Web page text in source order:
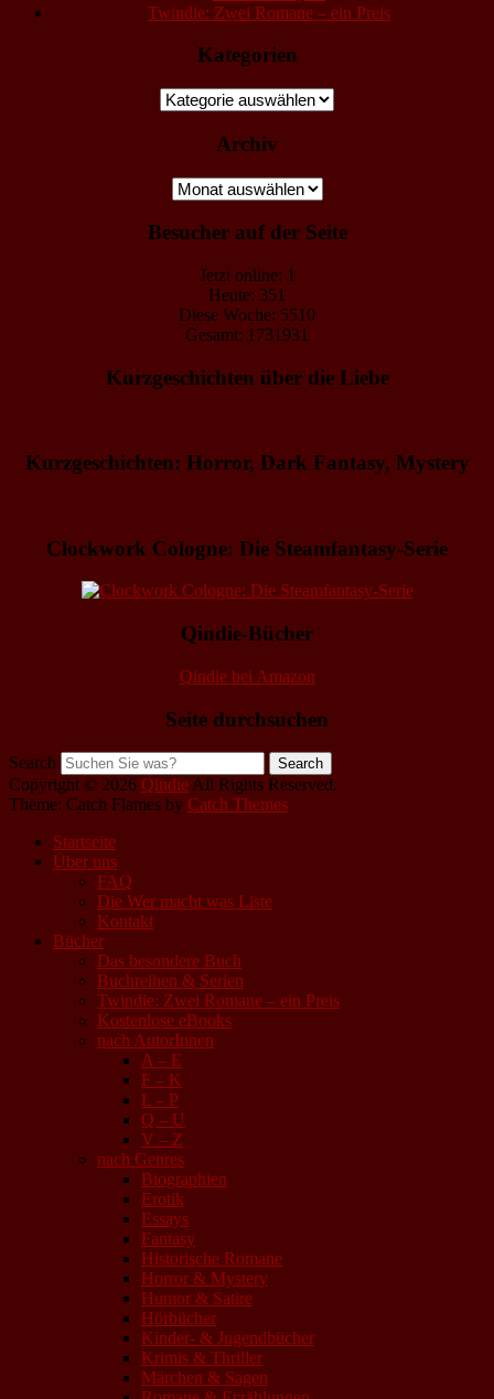
Twindie: Zwei Romane – ein Preis
Kategorien
Kategorien
Archiv
Archiv
Besucher auf der Seite
Jetzt online: 1
Heute: 351
Diese Woche: 5510
Gesamt: 1731931
Kurzgeschichten über die Liebe
Kurzgeschichten: Horror, Dark Fantasy, Mystery
Clockwork Cologne: Die Steamfantasy-Serie
Qindie-Bücher
Qindie bei Amazon
Seite durchsuchen
Search
Copyright © 2026 Qindie All Rights Reserved.
Theme: Catch Flames by Catch Themes
Startseite
Über uns
FAQ
Die Wer macht was Liste
Kontakt
Bücher
Das besondere Buch
Buchreihen & Serien
Twindie: Zwei Romane – ein Preis
Kostenlose eBooks
nach AutorInnen
A – E
F – K
L – P
Q – U
V – Z
nach Genres
Biographien
Erotik
Essays
Fantasy
Historische Romane
Horror & Mystery
Humor & Satire
Hörbücher
Kinder- & Jugendbücher
Krimis & Thriller
Märchen & Sagen